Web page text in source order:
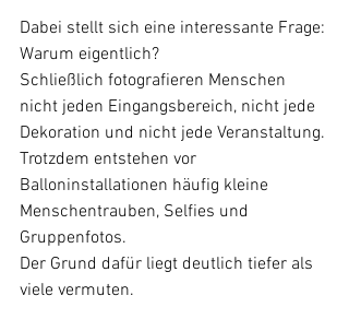
Dabei stellt sich eine interessante Frage:
Warum eigentlich?
Schließlich fotografieren Menschen
nicht jeden Eingangsbereich, nicht jede
Dekoration und nicht jede Veranstaltung.
Trotzdem entstehen vor
Balloninstallationen häufig kleine
Menschentrauben, Selfies und
Gruppenfotos.
Der Grund dafür liegt deutlich tiefer als
viele vermuten.